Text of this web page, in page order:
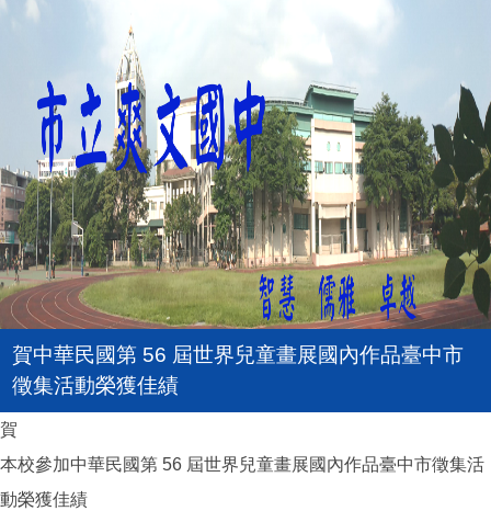
賀中華民國第 56 屆世界兒童畫展國內作品臺中市
徵集活動榮獲佳績
賀
本校參加中華民國第 56 屆世界兒童畫展國內作品臺中市徵集活
動榮獲佳績